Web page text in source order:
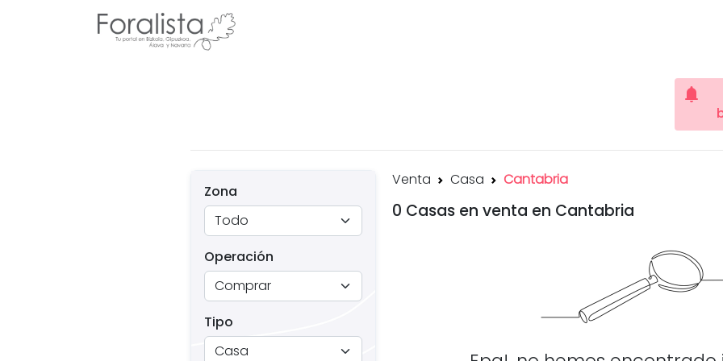
notifications
Zona
Operación
Tipo
Venta Casa Cantabria
0 Casas en venta en Cantabria